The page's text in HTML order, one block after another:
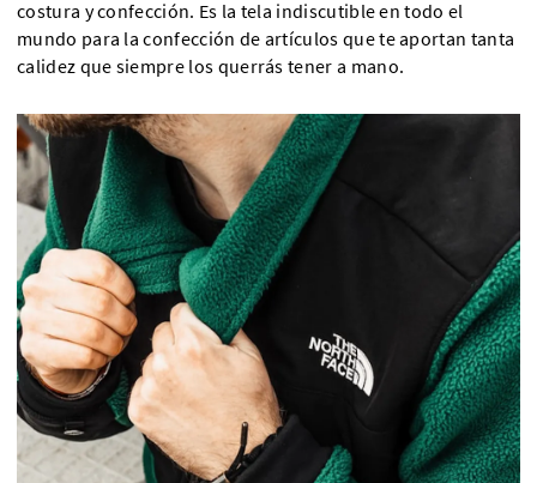
costura y confección. Es la tela indiscutible en todo el
mundo para la confección de artículos que te aportan tanta
calidez que siempre los querrás tener a mano.